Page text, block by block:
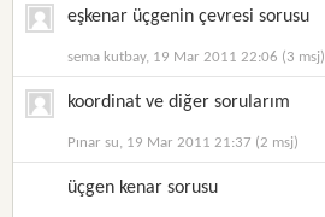
eşkenar üçgenin çevresi sorusu
sema kutbay, 19 Mar 2011 22:06 (3 msj)
koordinat ve diğer sorularım
Pınar su, 19 Mar 2011 21:37 (2 msj)
üçgen kenar sorusu